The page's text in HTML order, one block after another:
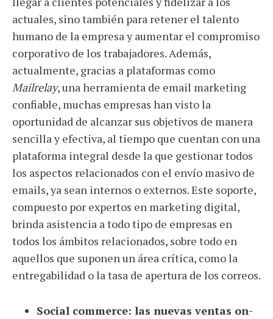
actuales, sino también para retener el talento
humano de la empresa y aumentar el compromiso
corporativo de los trabajadores. Además,
actualmente, gracias a plataformas como
Mailrelay, una herramienta de email marketing
confiable, muchas empresas han visto la
oportunidad de alcanzar sus objetivos de manera
sencilla y efectiva, al tiempo que cuentan con una
plataforma integral desde la que gestionar todos
los aspectos relacionados con el envío masivo de
emails, ya sean internos o externos. Este soporte,
compuesto por expertos en marketing digital,
brinda asistencia a todo tipo de empresas en
todos los ámbitos relacionados, sobre todo en
aquellos que suponen un área crítica, como la
entregabilidad o la tasa de apertura de los correos.
Social commerce: las nuevas ventas on-